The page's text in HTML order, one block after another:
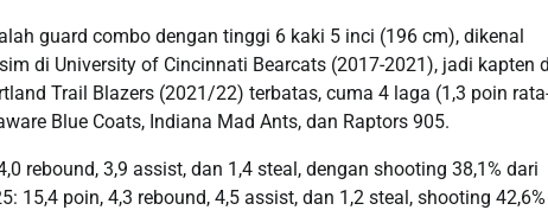
guard combo dengan tinggi 6 kaki 5 inci (196 cm), dikenal
di University of Cincinnati Bearcats (2017-2021), jadi kapten
Trail Blazers (2021/22) terbatas, cuma 4 laga (1,3 poin
Blue Coats, Indiana Mad Ants, dan Raptors 905.
rebound, 3,9 assist, dan 1,4 steal, dengan shooting 38,1% dari
poin, 4,3 rebound, 4,5 assist, dan 1,2 steal, shooting 42,6%